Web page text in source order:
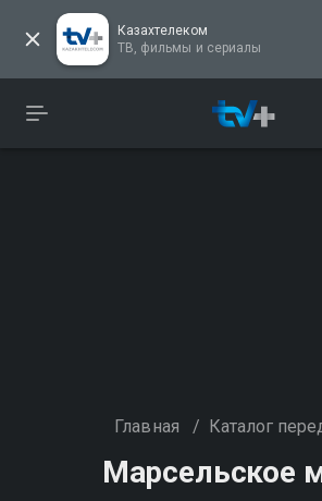
Казахтелеком
ТВ, фильмы и сериалы
Главная / Каталог
Марсельское